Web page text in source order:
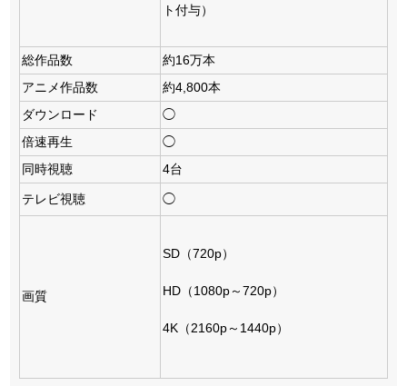
ト付与）
総作品数
約16万本
アニメ作品数
約4,800本
ダウンロード
◯
倍速再生
◯
同時視聴
4台
テレビ視聴 ◯
画質
SD（720p）
HD（1080p～720p）
4K（2160p～1440p）